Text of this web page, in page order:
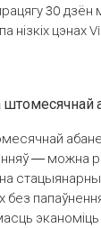
30 дзён
нізкіх цэнах
— можна
без
эканоміць